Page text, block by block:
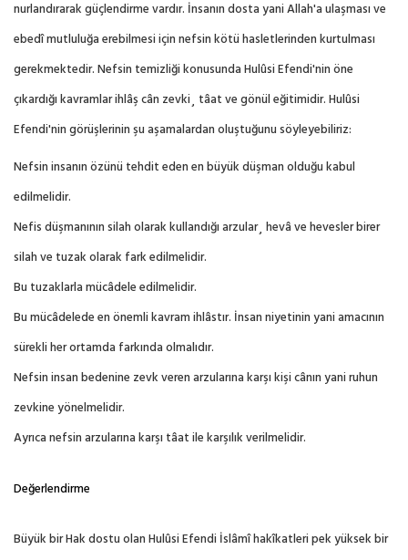
nurlandırarak güçlendirme vardır. İnsanın dosta yani Allah'a ulaşması ve
ebedî mutluluğa erebilmesi için nefsin kötü hasletlerinden kurtulması
gerekmektedir. Nefsin temizliği konusunda Hulûsi Efendi'nin öne
çıkardığı kavramlar ihlâş cân zevki¸ tâat ve gönül eğitimidir. Hulûsi
Efendi'nin görüşlerinin şu aşamalardan oluştuğunu söyleyebiliriz:
Nefsin insanın özünü tehdit eden en büyük düşman olduğu kabul
edilmelidir.
Nefis düşmanının silah olarak kullandığı arzular¸ hevâ ve hevesler birer
silah ve tuzak olarak fark edilmelidir.
Bu tuzaklarla mücâdele edilmelidir.
Bu mücâdelede en önemli kavram ihlâstır. İnsan niyetinin yani amacının
sürekli her ortamda farkında olmalıdır.
Nefsin insan bedenine zevk veren arzularına karşı kişi cânın yani ruhun
zevkine yönelmelidir.
Ayrıca nefsin arzularına karşı tâat ile karşılık verilmelidir.
Değerlendirme
Büyük bir Hak dostu olan Hulûsi Efendi İslâmî hakîkatleri pek yüksek bir